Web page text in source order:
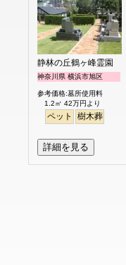
静林の丘鶴ヶ峰霊園
神奈川県 横浜市旭区
参考価格:墓所使用料
1.2㎡ 42万円より
ペット 樹木葬
詳細を見る